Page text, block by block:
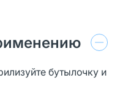
бутылочку и